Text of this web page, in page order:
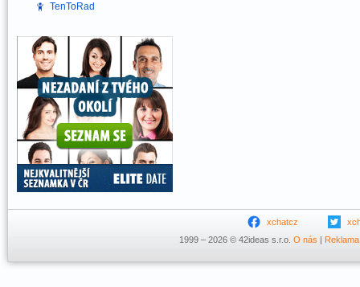
TenToRad
xchatcz
1999 – 2026 © 42ideas s.r.o. O nás | Reklama